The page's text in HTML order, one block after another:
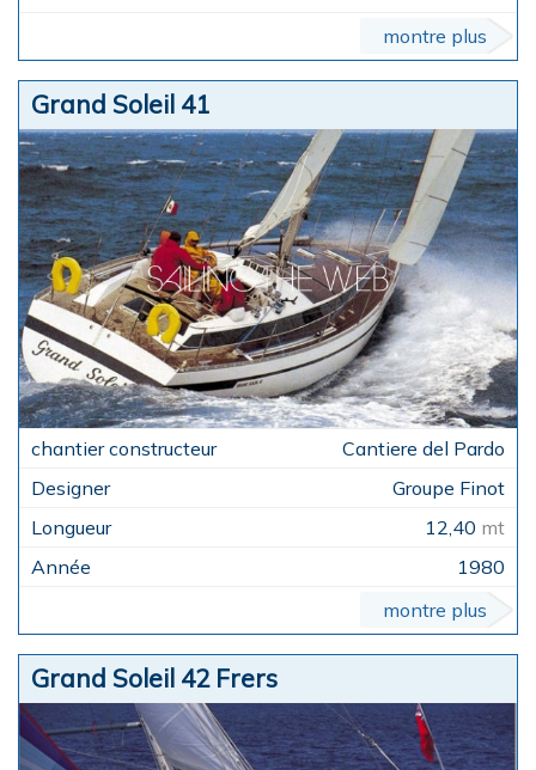
montre plus
Grand Soleil 41
Cantiere del Pardo
Groupe Finot
12,40 mt
1980
montre plus
Grand Soleil 42 Frers